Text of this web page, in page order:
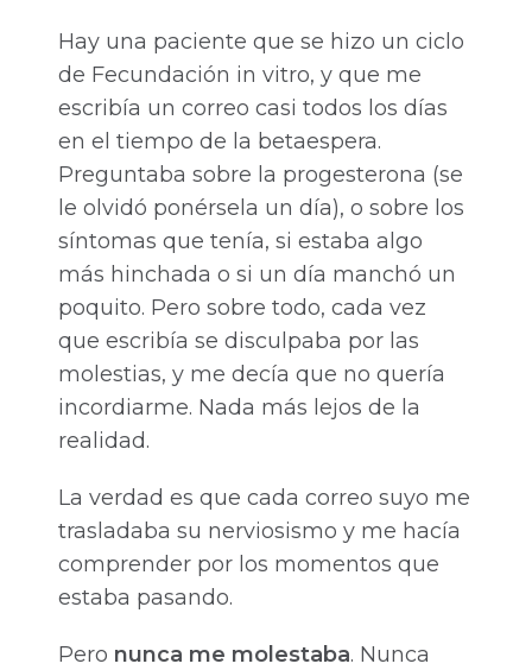
Hay una paciente que se hizo un ciclo
de Fecundación in vitro, y que me
escribía un correo casi todos los días
en el tiempo de la betaespera.
Preguntaba sobre la progesterona (se
le olvidó ponérsela un día), o sobre los
síntomas que tenía, si estaba algo
más hinchada o si un día manchó un
poquito. Pero sobre todo, cada vez
que escribía se disculpaba por las
molestias, y me decía que no quería
incordiarme. Nada más lejos de la
realidad.
La verdad es que cada correo suyo me
trasladaba su nerviosismo y me hacía
comprender por los momentos que
estaba pasando.
Pero nunca me molestaba. Nunca